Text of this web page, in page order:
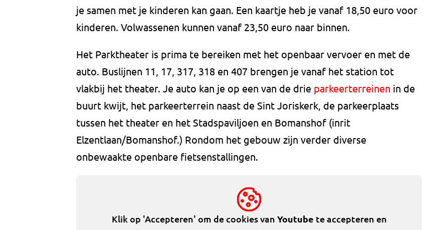
je samen met je kinderen kan gaan. Een kaartje heb je vanaf 18,50 euro voor
kinderen. Volwassenen kunnen vanaf 23,50 euro naar binnen.
Het Parktheater is prima te bereiken met het openbaar vervoer en met de
auto. Buslijnen 11, 17, 317, 318 en 407 brengen je vanaf het station tot
vlakbij het theater. Je auto kan je op een van de drie parkeerterreinen in de
buurt kwijt, het parkeerterrein naast de Sint Joriskerk, de parkeerplaats
tussen het theater en het Stadspaviljoen en Bomanshof (inrit
Elzentlaan/Bomanshof.) Rondom het gebouw zijn verder diverse
onbewaakte openbare fietsenstallingen.
Klik op 'Accepteren' om de cookies van Youtube te accepteren en